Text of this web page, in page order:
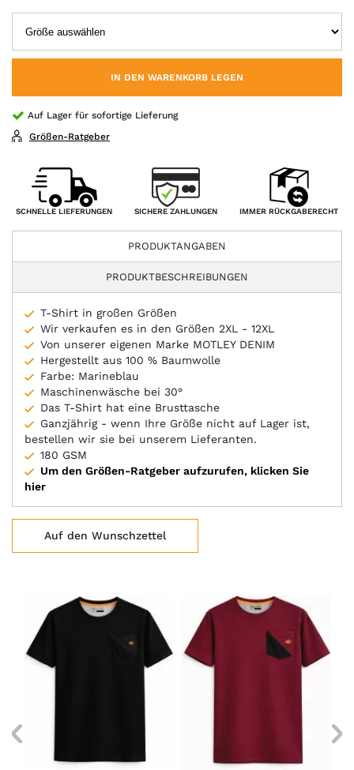
IN DEN WARENKORB LEGEN
Auf Lager für sofortige Lieferung
Größen-Ratgeber
SCHNELLE LIEFERUNGEN SICHERE ZAHLUNGEN IMMER RÜCKGABERECHT
PRODUKTANGABEN
PRODUKTBESCHREIBUNGEN
T-Shirt in großen Größen
Wir verkaufen es in den Größen 2XL - 12XL
Von unserer eigenen Marke MOTLEY DENIM
Hergestellt aus 100 % Baumwolle
Farbe: Marineblau
Maschinenwäsche bei 30°
Das T-Shirt hat eine Brusttasche
Ganzjährig - wenn Ihre Größe nicht auf Lager ist,
bestellen wir sie bei unserem Lieferanten.
180 GSM
Um den Größen-Ratgeber aufzurufen, klicken Sie
hier
Auf den Wunschzettel